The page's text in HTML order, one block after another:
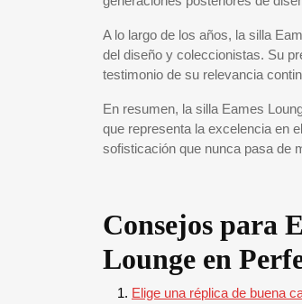
A lo largo de los años, la silla
del diseño y coleccionistas. Su
testimonio de su relevancia
En resumen, la silla Eames
que representa la excelencia en
sofisticación que nunca pasa de
Consejos para
Lounge en
Elige una réplica de buena